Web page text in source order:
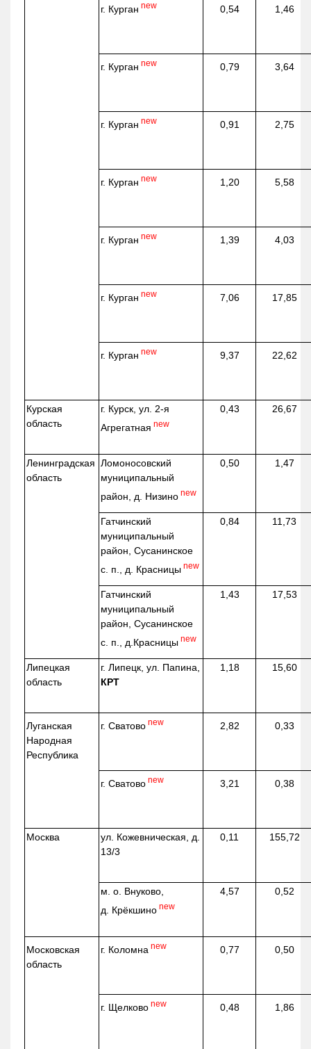
г. Курган new 0,54 1,46
г. Курган new 0,79 3,64
г. Курган new 0,91 2,75
г. Курган new 1,20 5,58
г. Курган new 1,39 4,03
г. Курган new 7,06 17,85
г. Курган new 9,37 22,62
Курская
область
г. Курск, ул. 2-я
Агрегатная new
0,43 26,67
Ленинградская
область
Ломоносовский
муниципальный
район, д. Низино new
0,50 1,47
Гатчинский
муниципальный
район, Сусанинское
с. п., д. Красницы new
0,84 11,73
Гатчинский
муниципальный
район, Сусанинское
с. п., д.Красницы new
1,43 17,53
Липецкая
область
г. Липецк, ул. Папина,
КРТ
1,18 15,60
Луганская
Народная
Республика
г. Сватово new 2,82 0,33
г. Сватово new 3,21 0,38
Москва ул. Кожевническая, д.
13/3
0,11 155,72
м. о. Внуково,
д. Крёкшино new
4,57 0,52
Московская
область
г. Коломна new 0,77 0,50
г. Щелково new 0,48 1,86